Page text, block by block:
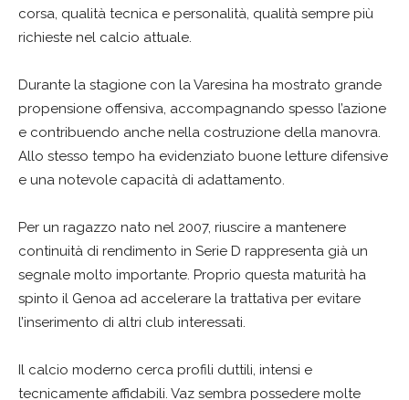
corsa, qualità tecnica e personalità, qualità sempre più
richieste nel calcio attuale.
Durante la stagione con la Varesina ha mostrato grande
propensione offensiva, accompagnando spesso l’azione
e contribuendo anche nella costruzione della manovra.
Allo stesso tempo ha evidenziato buone letture difensive
e una notevole capacità di adattamento.
Per un ragazzo nato nel 2007, riuscire a mantenere
continuità di rendimento in Serie D rappresenta già un
segnale molto importante. Proprio questa maturità ha
spinto il Genoa ad accelerare la trattativa per evitare
l’inserimento di altri club interessati.
Il calcio moderno cerca profili duttili, intensi e
tecnicamente affidabili. Vaz sembra possedere molte